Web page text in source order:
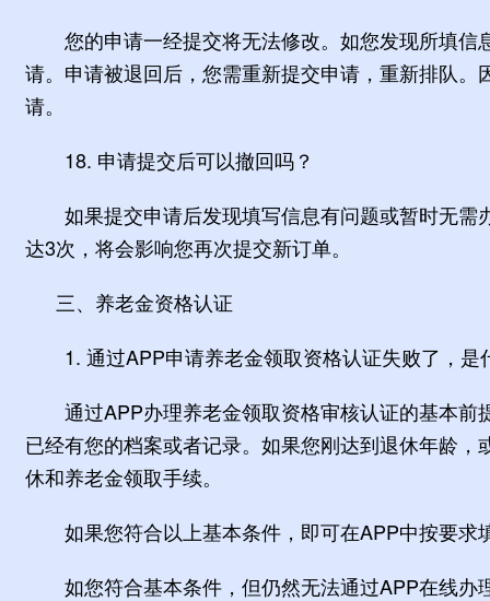
您的申请一经提交将无法修改。如您发现所填信
请。申请被退回后，您需重新提交申请，重新排队
请。
18. 申请提交后可以撤回吗？
如果提交申请后发现填写信息有问题或暂时无需
达3次，将会影响您再次提交新订单。
三、养老金资格认证
1. 通过APP申请养老金领取资格认证失败了，是
通过APP办理养老金领取资格审核认证的基本前
已经有您的档案或者记录。如果您刚达到退休年龄
休和养老金领取手续。
如果您符合以上基本条件，即可在APP中按要求
如您符合基本条件，但仍然无法通过APP在线办